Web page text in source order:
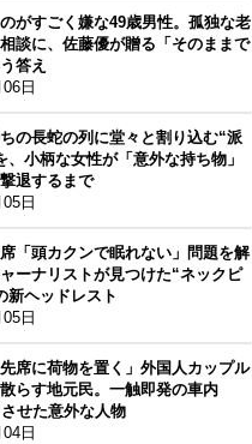
がすごく嫌な49歳男性。孤独な老
談に、佐藤優が贈る「そのままで
答え
日
の長蛇の列に堂々と割り込む“派
、小柄な女性が「意外な持ち物」
退するまで
日
「頭カクンで眠れない」問題を解
ーナリストが見つけた“ネックピ
新ヘッドレスト
日
先席に荷物を置く」外国人カップル
らす地元民。一触即発の車内
せた意外な人物
日